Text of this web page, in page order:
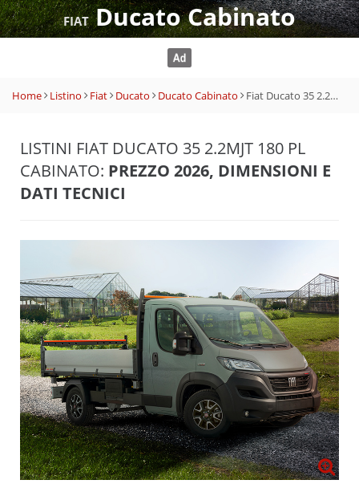
FIATDucato Cabinato
Home Listino Fiat Ducato Ducato Cabinato Fiat Ducato 35 2.2Mjt 180 PL Cabinato
LISTINI FIAT DUCATO 35 2.2MJT 180 PL
CABINATO: PREZZO 2026, DIMENSIONI E
DATI TECNICI